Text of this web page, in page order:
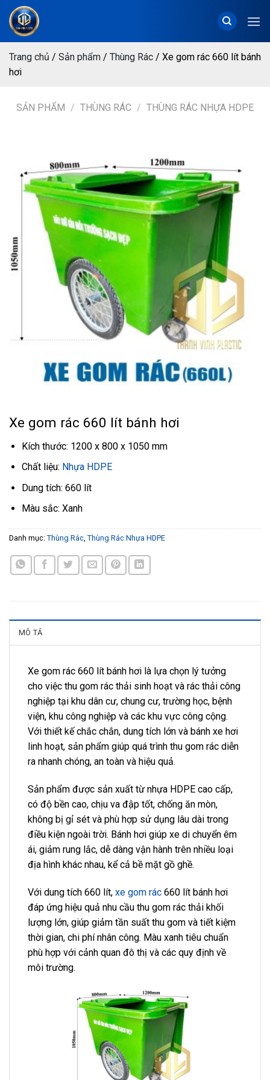
Chuyển
đến
dungTrang chủ / Sản phẩm / Thùng Rác / Xe gom rác 660 lít bánh
hơi
SẢN PHẨM / THÙNG RÁC / THÙNG RÁC NHỰA HDPE
Xe gom rác 660 lít bánh hơi
Kích thước: 1200 x 800 x 1050 mm
Chất liệu: Nhựa HDPE
Dung tích: 660 lít
Màu sắc: Xanh
Danh mục: Thùng Rác, Thùng Rác Nhựa HDPE
MÔ TẢ
Xe gom rác 660 lít bánh hơi là lựa chọn lý tưởng
cho việc thu gom rác thải sinh hoạt và rác thải công
nghiệp tại khu dân cư, chung cư, trường học, bệnh
viện, khu công nghiệp và các khu vực công cộng.
Với thiết kế chắc chắn, dung tích lớn và bánh xe hơi
linh hoạt, sản phẩm giúp quá trình thu gom rác diễn
ra nhanh chóng, an toàn và hiệu quả.
Sản phẩm được sản xuất từ nhựa HDPE cao cấp,
có độ bền cao, chịu va đập tốt, chống ăn mòn,
không bị gỉ sét và phù hợp sử dụng lâu dài trong
điều kiện ngoài trời. Bánh hơi giúp xe di chuyển êm
ái, giảm rung lắc, dễ dàng vận hành trên nhiều loại
địa hình khác nhau, kể cả bề mặt gồ ghề.
Với dung tích 660 lít, xe gom rác 660 lít bánh hơi
đáp ứng hiệu quả nhu cầu thu gom rác thải khối
lượng lớn, giúp giảm tần suất thu gom và tiết kiệm
thời gian, chi phí nhân công. Màu xanh tiêu chuẩn
phù hợp với cảnh quan đô thị và các quy định về
môi trường.